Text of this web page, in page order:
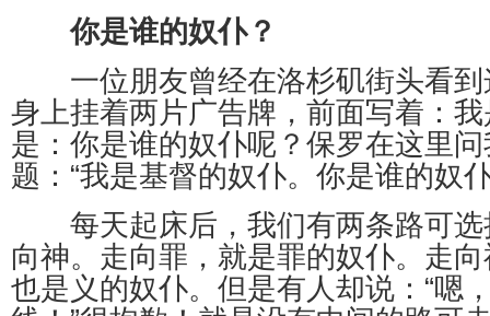
你是谁的奴仆？
一位朋友曾经在洛杉矶街头看到
身上挂着两片广告牌，前面写着：
是：你是谁的奴仆呢？保罗在这里
题：“我是基督的奴仆。你是谁的奴
每天起床后，我们有两条路可选
向神。走向罪，就是罪的奴仆。走
也是义的奴仆。但是有人却说：“嗯